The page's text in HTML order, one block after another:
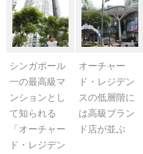
シンガポール
一の最高級マ
ンションとし
て知られる
「オーチャー
ド・レジデン
オーチャー
ド・レジデン
スの低層階に
は高級ブラン
ド店が並ぶ